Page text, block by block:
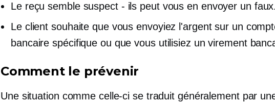
Le reçu semble suspect - ils peut vous en envoyer un
Le client souhaite que vous envoyiez l'argent sur un
bancaire spécifique ou que vous utilisiez un virement
Comment le prévenir
Une situation comme celle-ci se traduit généralement par